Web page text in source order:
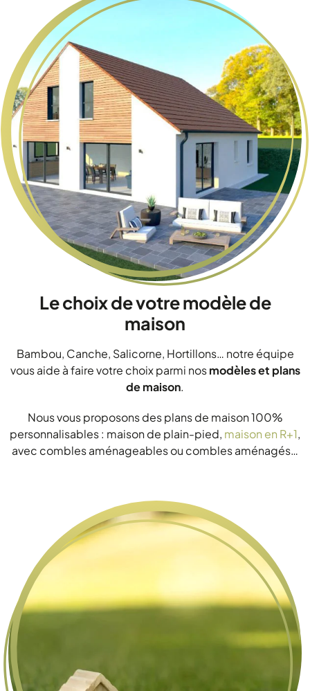
Le choix de votre modèle de
maison
Bambou, Canche, Salicorne, Hortillons… notre équipe
vous aide à faire votre choix parmi nosmodèles et plans
de maison.
Nous vous proposons des plans de maison 100%
personnalisables : maison de plain-pied, maison en R+1,
avec combles aménageables ou combles aménagés…